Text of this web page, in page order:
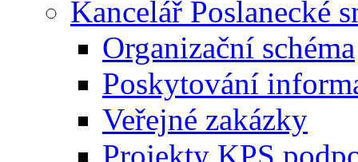
Kancelář Poslanecké
Organizační schéma
Poskytování
Veřejné zakázky